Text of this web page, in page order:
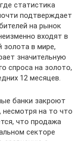
статистика
подтверждает
на рынок
входят в
золота в мире,
значительную
спроса на золото,
12 месяцев.
банки закроют
несмотря на то что
что продажа
секторе